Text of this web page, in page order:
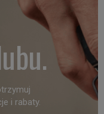
i rabaty.